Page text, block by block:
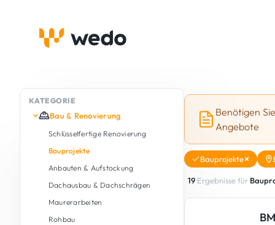
KATEGORIE
Bau & Renovierung
Schlüsselfertige Renovierung
Bauprojekte
Anbauten & Aufstockung
Dachausbau & Dachschrägen
Maurerarbeiten
Rohbau
Benötigen
Angebote
Bauprojekte
19 Ergebnisse für